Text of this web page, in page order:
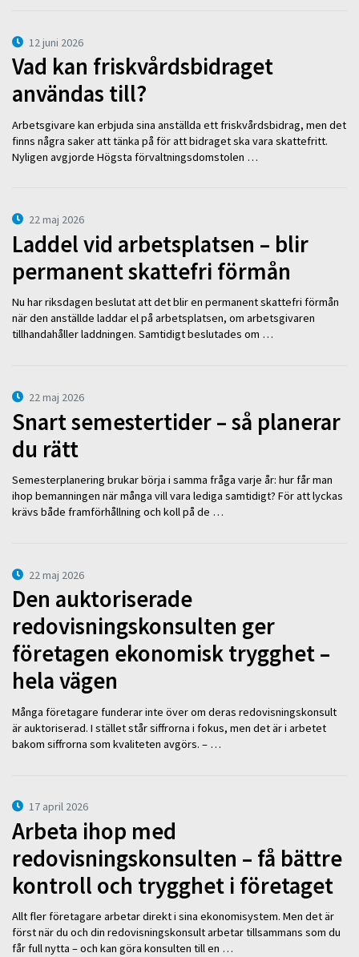
12 juni 2026
Vad kan friskvårdsbidraget
användas till?
Arbetsgivare kan erbjuda sina anställda ett friskvårdsbidrag, men det
finns några saker att tänka på för att bidraget ska vara skattefritt.
Nyligen avgjorde Högsta förvaltningsdomstolen …
22 maj 2026
Laddel vid arbetsplatsen – blir
permanent skattefri förmån
Nu har riksdagen beslutat att det blir en permanent skattefri förmån
när den anställde laddar el på arbetsplatsen, om arbetsgivaren
tillhandahåller laddningen. Samtidigt beslutades om …
22 maj 2026
Snart semestertider – så planerar
du rätt
Semesterplanering brukar börja i samma fråga varje år: hur får man
ihop bemanningen när många vill vara lediga samtidigt? För att lyckas
krävs både framförhållning och koll på de …
22 maj 2026
Den auktoriserade
redovisningskonsulten ger
företagen ekonomisk trygghet –
hela vägen
Många företagare funderar inte över om deras redovisningskonsult
är auktoriserad. I stället står siffrorna i fokus, men det är i arbetet
bakom siffrorna som kvaliteten avgörs. – …
17 april 2026
Arbeta ihop med
redovisningskonsulten – få bättre
kontroll och trygghet i företaget
Allt fler företagare arbetar direkt i sina ekonomisystem. Men det är
först när du och din redovisningskonsult arbetar tillsammans som du
får full nytta – och kan göra konsulten till en …